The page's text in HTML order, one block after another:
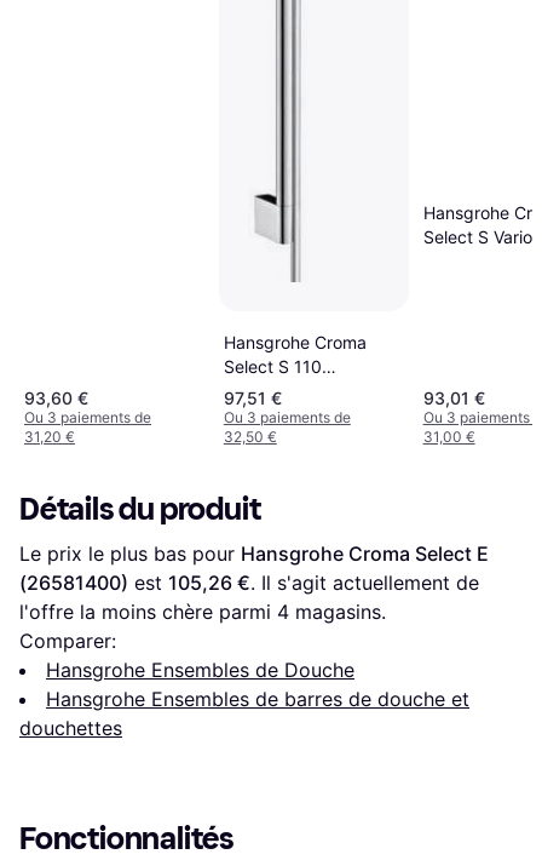
93,60 €
Ou 3 paiements de
31,20 €
Hansgrohe Croma
Select S 110
(26570400)
97,51 €
Ou 3 paiements de
32,50 €
Hansgrohe
Select S Vario
93,01 €
Ou 3 paiements
31,00 €
Détails du produit
Le prix le plus bas pour Hansgrohe Croma Select E
(26581400) est 105,26 €. Il s'agit actuellement de
l'offre la moins chère parmi 4 magasins.
Comparer:
Hansgrohe Ensembles de Douche
Hansgrohe Ensembles de barres de douche et
douchettes
Fonctionnalités